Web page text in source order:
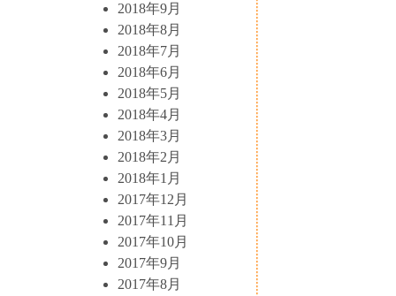
2018年9月
2018年8月
2018年7月
2018年6月
2018年5月
2018年4月
2018年3月
2018年2月
2018年1月
2017年12月
2017年11月
2017年10月
2017年9月
2017年8月